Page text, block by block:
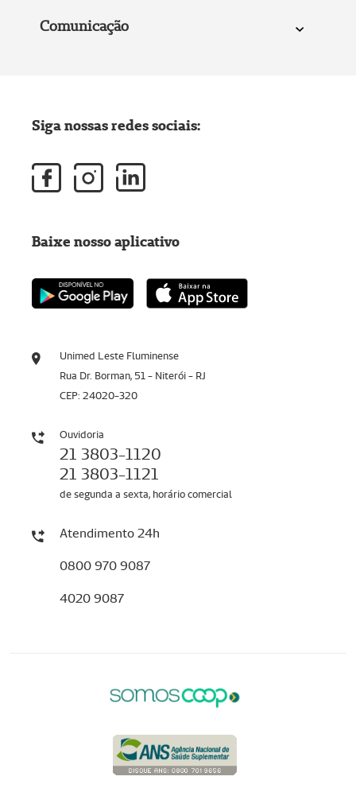
Comunicação
Unimed Leste Fluminense
Rua Dr. Borman, 51 - Niterói - RJ
CEP: 24020-320
Ouvidoria
21 3803-1120
21 3803-1121
de segunda a sexta, horário comercial
Atendimento 24h
0800 970 9087
4020 9087
Siga nossas redes sociais:
Baixe nosso aplicativo